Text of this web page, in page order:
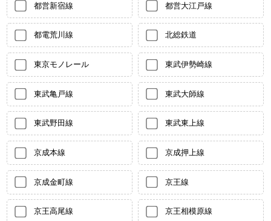
都営新宿線 都営大江戸線
都電荒川線 北総鉄道
東京モノレール 東武伊勢崎線
東武亀戸線 東武大師線
東武野田線 東武東上線
京成本線 京成押上線
京成金町線 京王線
京王高尾線 京王相模原線